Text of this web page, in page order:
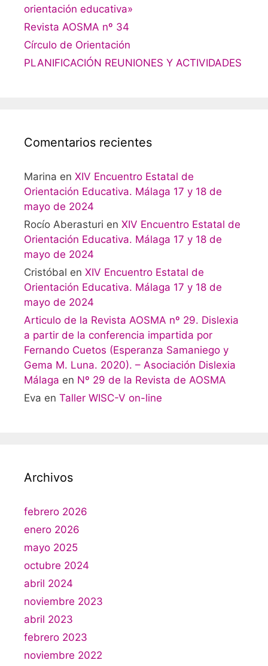
orientación educativa»
Revista AOSMA nº 34
Círculo de Orientación
PLANIFICACIÓN REUNIONES Y ACTIVIDADES
Comentarios recientes
Marina en XIV Encuentro Estatal de
Orientación Educativa. Málaga 17 y 18 de
mayo de 2024
Rocío Aberasturi en XIV Encuentro Estatal de
Orientación Educativa. Málaga 17 y 18 de
mayo de 2024
Cristóbal en XIV Encuentro Estatal de
Orientación Educativa. Málaga 17 y 18 de
mayo de 2024
Articulo de la Revista AOSMA nº 29. Dislexia
a partir de la conferencia impartida por
Fernando Cuetos (Esperanza Samaniego y
Gema M. Luna. 2020). – Asociación Dislexia
Málaga en Nº 29 de la Revista de AOSMA
Eva en Taller WISC-V on-line
Archivos
febrero 2026
enero 2026
mayo 2025
octubre 2024
abril 2024
noviembre 2023
abril 2023
febrero 2023
noviembre 2022